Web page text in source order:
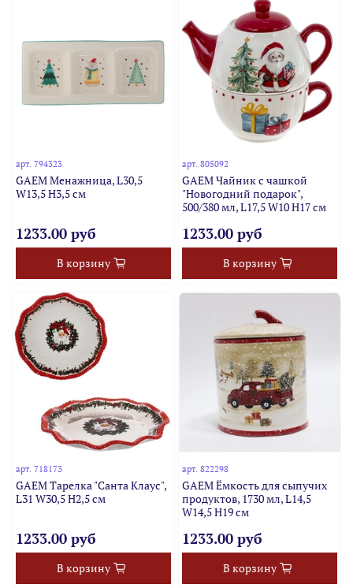
арт.794323
GAEM Менажница, L30,5
W13,5 H3,5 см
1233.00 руб
В корзину
арт. 805092
GAEM Чайник с чашкой
"Новогодний подарок",
500/380 мл, L17,5 W10 H17 см
1233.00 руб
В корзину
арт.718173
GAEM Тарелка "Санта Клаус",
L31 W30,5 H2,5 см
1233.00 руб
В корзину
арт. 822298
GAEM Ёмкость для сыпучих
продуктов, 1730 мл, L14,5
W14,5 H19 см
1233.00 руб
В корзину